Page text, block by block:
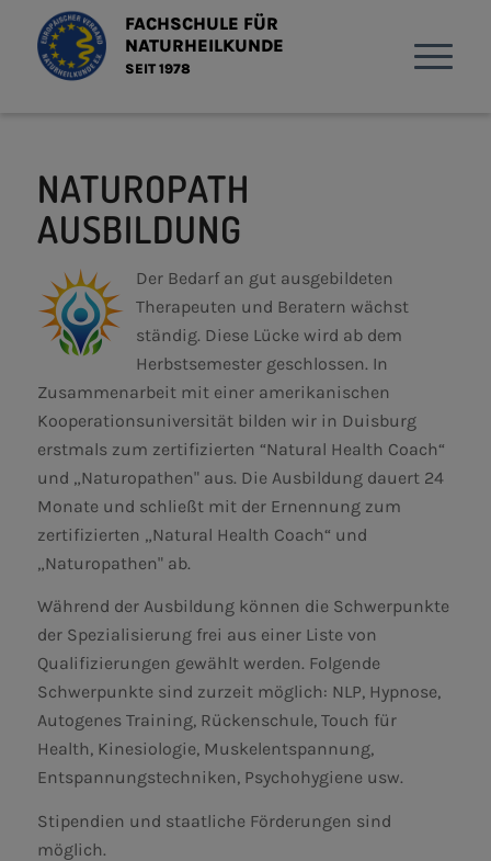
FACHSCHULE FÜR
NATURHEILKUNDE
SEIT 1978
NATUROPATH
AUSBILDUNG
Der Bedarf an gut ausgebildeten
Therapeuten und Beratern wächst
ständig. Diese Lücke wird ab dem
Herbstsemester geschlossen. In
Zusammenarbeit mit einer amerikanischen
Kooperationsuniversität bilden wir in Duisburg
erstmals zum zertifizierten “Natural Health Coach“
und „Naturopathen" aus. Die Ausbildung dauert 24
Monate und schließt mit der Ernennung zum
zertifizierten „Natural Health Coach“ und
„Naturopathen" ab.
Während der Ausbildung können die Schwerpunkte
der Spezialisierung frei aus einer Liste von
Qualifizierungen gewählt werden. Folgende
Schwerpunkte sind zurzeit möglich: NLP, Hypnose,
Autogenes Training, Rückenschule, Touch für
Health, Kinesiologie, Muskelentspannung,
Entspannungstechniken, Psychohygiene usw.
Stipendien und staatliche Förderungen sind
möglich.